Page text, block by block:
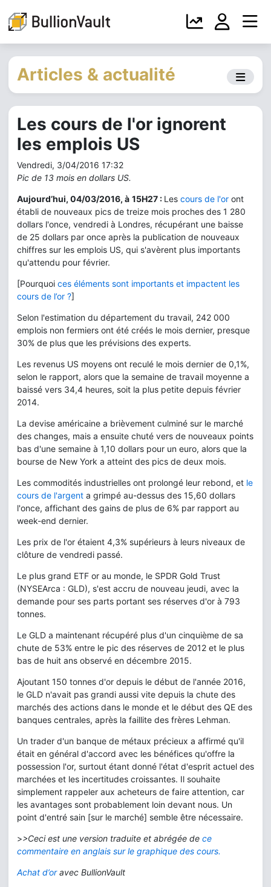
Articles & actualité
Les cours de l'or ignorent
les emplois US
Vendredi, 3/04/2016 17:32
Pic de 13 mois en dollars US.
Aujourd’hui, 04/03/2016, à 15H27 : Les cours de l'or ont
établi de nouveaux pics de treize mois proches des 1 280
dollars l'once, vendredi à Londres, récupérant une baisse
de 25 dollars par once après la publication de nouveaux
chiffres sur les emplois US, qui s'avèrent plus importants
qu'attendu pour février.
[Pourquoi ces éléments sont importants et impactent les
cours de l’or ?]
Selon l'estimation du département du travail, 242 000
emplois non fermiers ont été créés le mois dernier, presque
30% de plus que les prévisions des experts.
Les revenus US moyens ont reculé le mois dernier de 0,1%,
selon le rapport, alors que la semaine de travail moyenne a
baissé vers 34,4 heures, soit la plus petite depuis février
2014.
La devise américaine a brièvement culminé sur le marché
des changes, mais a ensuite chuté vers de nouveaux points
bas d'une semaine à 1,10 dollars pour un euro, alors que la
bourse de New York a atteint des pics de deux mois.
Les commodités industrielles ont prolongé leur rebond, et le
cours de l'argent a grimpé au-dessus des 15,60 dollars
l'once, affichant des gains de plus de 6% par rapport au
week-end dernier.
Les prix de l'or étaient 4,3% supérieurs à leurs niveaux de
clôture de vendredi passé.
Le plus grand ETF or au monde, le SPDR Gold Trust
(NYSEArca : GLD), s'est accru de nouveau jeudi, avec la
demande pour ses parts portant ses réserves d'or à 793
tonnes.
Le GLD a maintenant récupéré plus d'un cinquième de sa
chute de 53% entre le pic des réserves de 2012 et le plus
bas de huit ans observé en décembre 2015.
Ajoutant 150 tonnes d'or depuis le début de l'année 2016,
le GLD n'avait pas grandi aussi vite depuis la chute des
marchés des actions dans le monde et le début des QE des
banques centrales, après la faillite des frères Lehman.
Un trader d'un banque de métaux précieux a affirmé qu'il
était en général d'accord avec les bénéfices qu'offre la
possession l'or, surtout étant donné l'état d'esprit actuel des
marchées et les incertitudes croissantes. Il souhaite
simplement rappeler aux acheteurs de faire attention, car
les avantages sont probablement loin devant nous. Un
point d'entré sain [sur le marché] semble être nécessaire.
>>Ceci est une version traduite et abrégée de ce
commentaire en anglais sur le graphique des cours.
Achat d’oravec BullionVault